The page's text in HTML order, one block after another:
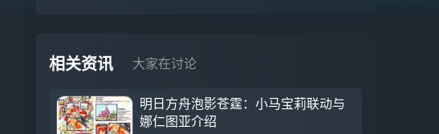
地带来新的秩序。
这场战火阴谋是我们对抗天灾遇到的新的阻
相关资讯 大家在讨论
明日方舟泡影苍霆：小马宝莉联动与
娜仁图亚介绍